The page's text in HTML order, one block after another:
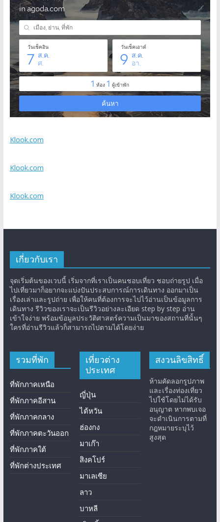
Klook.com
Klook.com
Klook.com
เกี่ยวกับเรา
จุดเริ่มต้นของเวบนี้ เริ่มจากที่เราเป็นคนชอบเที่ยว ชอบถ่ายรูป เมื่อ
ไปเที่ยวมาก็อยากจะแบ่งปันประสบการณ์การเดินทาง ออกมาเป็น
เรื่องเล่าและรูปถ่าย เพื่อให้คนที่ต้องการจะไปไว้อ่านเป็นข้อมูลการ
เดินทาง รีวิวของเราจะเป็นรีวิวอย่างละเอียด step by step อ่าน
เข้าใจง่าย พร้อมข้อมูลประวัติศาสตร์ความเป็นมาของสถานที่นั้นๆ
ใครที่อ่านรีวิวแล้วก็สามารถไปตามได้โดยง่าย
รวมที่พัก
ที่พักภาคเหนือ
ที่พักภาคอีสาน
ที่พักภาคกลาง
ที่พักภาคตะวันออก
ที่พักภาคใต้
ที่พักต่างประเทศ
เที่ยวต่าง
ประเทศ
ญี่ปุ่น
ไต้หวัน
ฮ่องกง
มาเก๊า
สิงคโปร์
มาเลเซีย
ลาว
บาหลี
สงวนลิขสิทธิ์
ห้ามคัดลอกรูปภาพ
และเรื่องท่องเที่ยว
ไปใช้โดยไม่ได้รับ
อนุญาต หากพบเจอ
จะดำเนินการตามที่
กฎหมายระบุไว้
สูงสุด